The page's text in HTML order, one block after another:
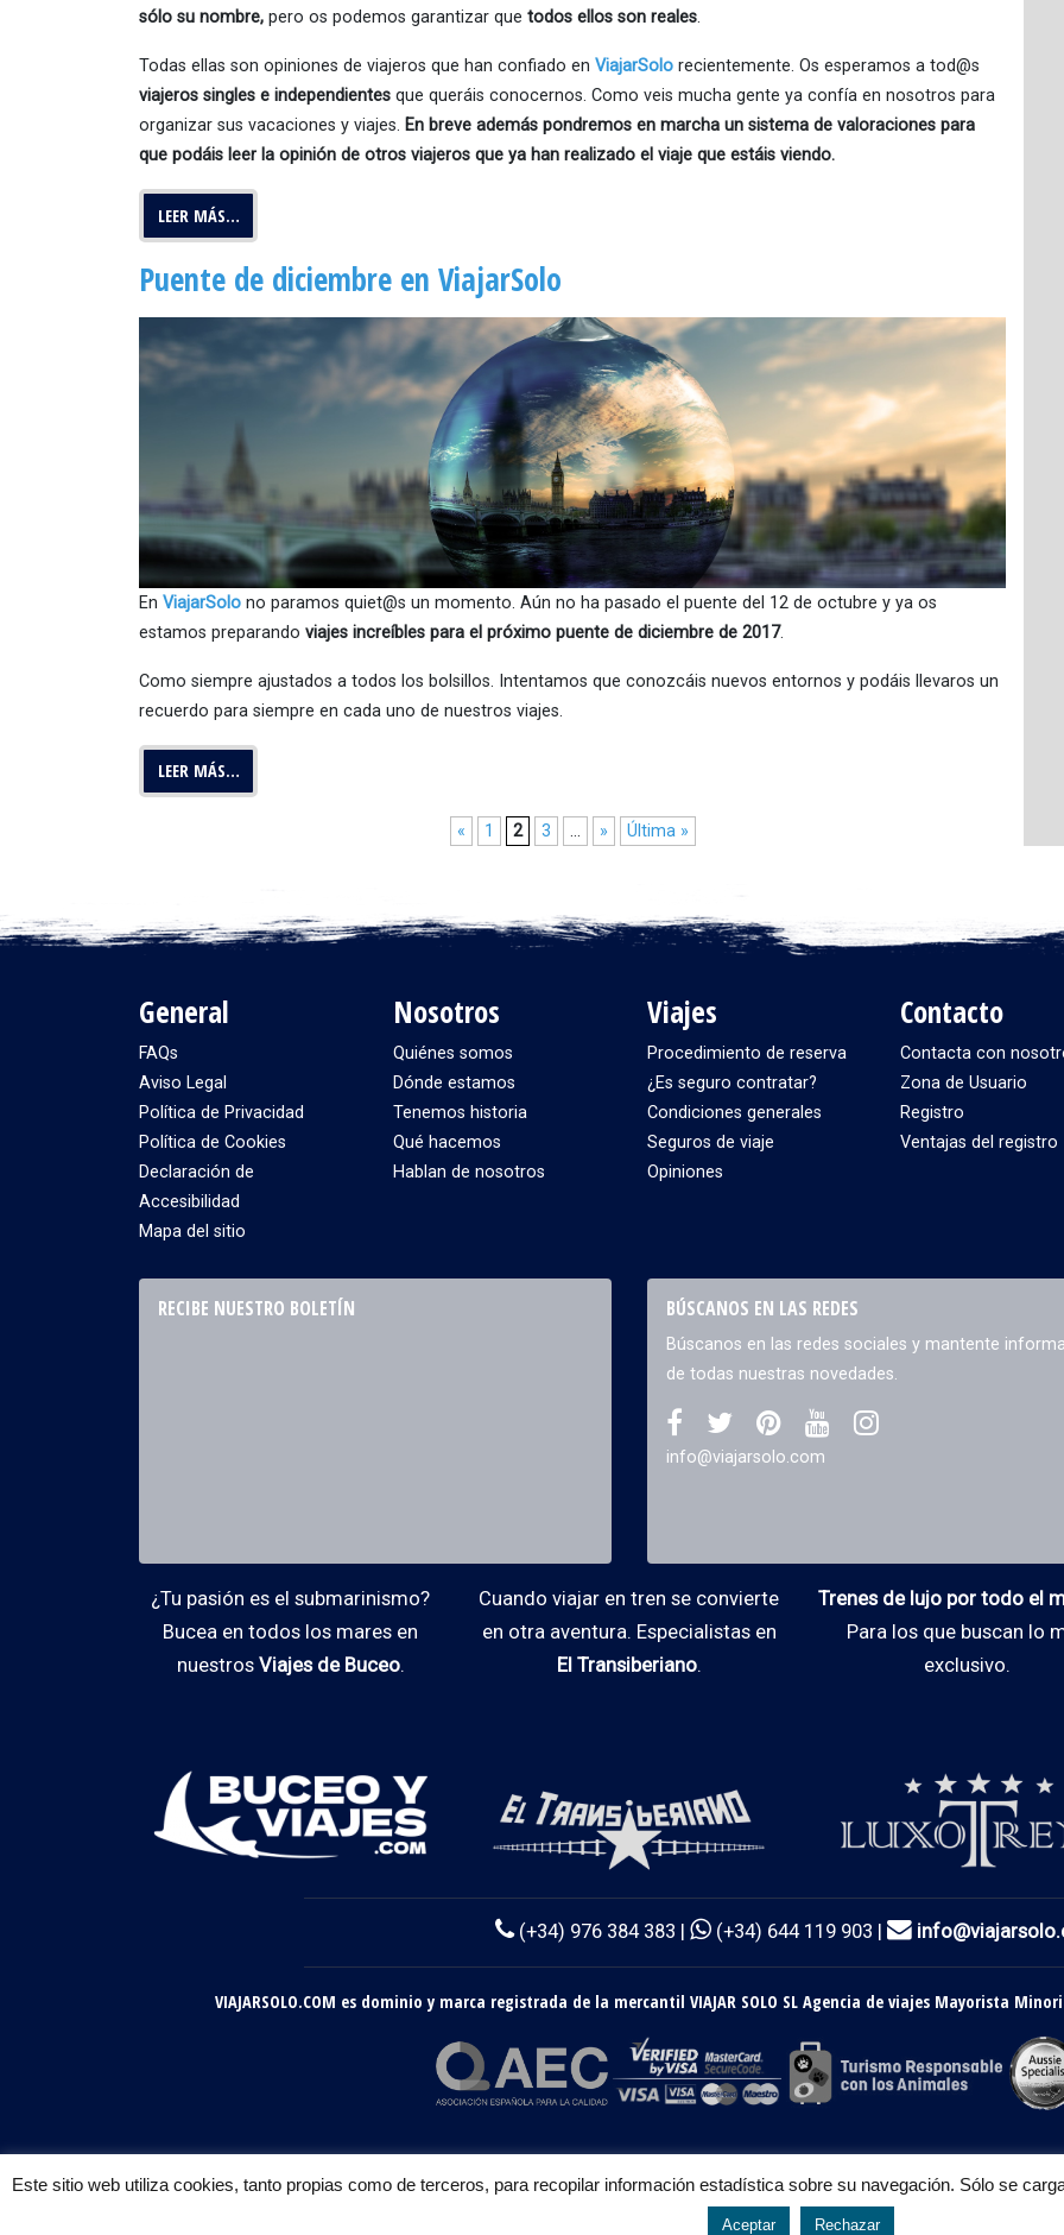
sólo su nombre, pero os podemos garantizar que todos ellos son reales.
Todas ellas son opiniones de viajeros que han confiado en ViajarSolo recientemente. Os esperamos a tod@s
viajeros singles e independientes que queráis conocernos. Como veis mucha gente ya confía en nosotros para
organizar sus vacaciones y viajes. En breve además pondremos en marcha un sistema de valoraciones para
que podáis leer la opinión de otros viajeros que ya han realizado el viaje que estáis viendo.
LEER MÁS…
Puente de diciembre en ViajarSolo
En ViajarSolo no paramos quiet@s un momento. Aún no ha pasado el puente del 12 de octubre y ya os
estamos preparando viajes increíbles para el próximo puente de diciembre de 2017.
Como siempre ajustados a todos los bolsillos. Intentamos que conozcáis nuevos entornos y podáis llevaros un
recuerdo para siempre en cada uno de nuestros viajes.
LEER MÁS…
« 1 2 3 ... » Última »
General
FAQs
Aviso Legal
Política de Privacidad
Política de Cookies
Declaración de
Accesibilidad
Mapa del sitio
Nosotros
Quiénes somos
Dónde estamos
Tenemos historia
Qué hacemos
Hablan de nosotros
Viajes
Procedimiento de reserva
¿Es seguro contratar?
Condiciones generales
Seguros de viaje
Opiniones
Contacto
Contacta con
Zona de Usuario
Registro
Ventajas del registro
RECIBE NUESTRO BOLETÍN BÚSCANOS EN LAS REDES
Búscanos en las redes sociales y mantente
de todas nuestras novedades.
info@viajarsolo.com
¿Tu pasión es el submarinismo?
Bucea en todos los mares en
nuestros Viajes de Buceo.
Cuando viajar en tren se convierte
en otra aventura. Especialistas en
El Transiberiano.
Trenes de lujo por todo el
Para los que buscan lo
exclusivo.
(+34) 976 384 383 | (+34) 644 119 903 |
VIAJARSOLO.COM es dominio y marca registrada de la mercantil VIAJAR SOLO SL Agencia de viajes Mayorista
Este sitio web utiliza cookies, tanto propias como de terceros, para recopilar información estadística sobre su navegación. Sólo se
Aceptar Rechazar